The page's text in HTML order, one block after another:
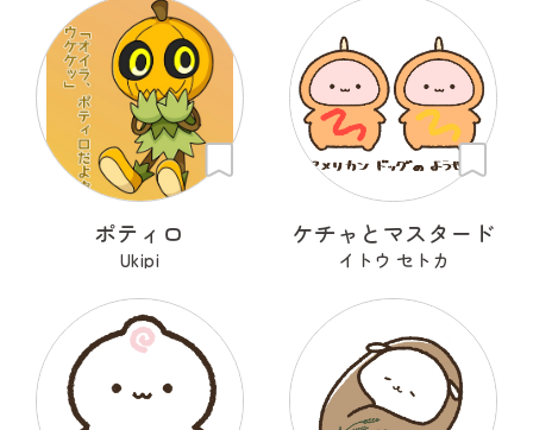
ポティロ
Ukipi
ケチャとマスタード
イトウ セトカ